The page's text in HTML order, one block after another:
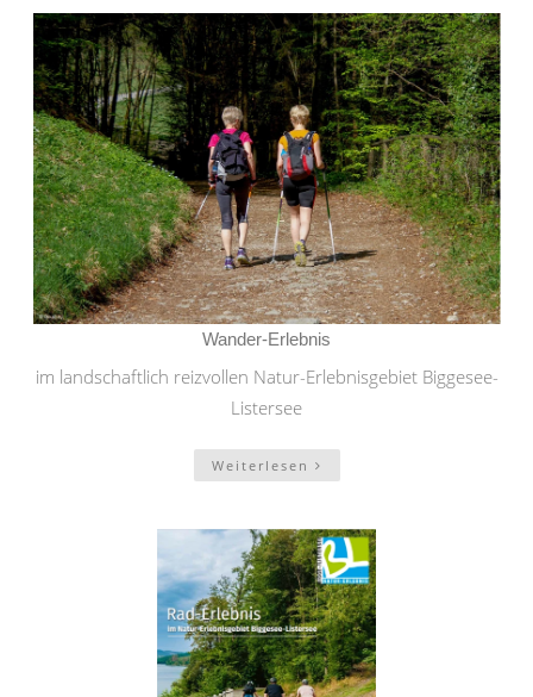
Wander-Erlebnis
im landschaftlich reizvollen Natur-Erlebnisgebiet Biggesee-
Listersee
Weiterlesen